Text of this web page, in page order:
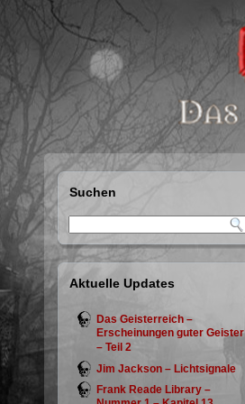
Suchen
Aktuelle Updates
Das Geisterreich –
Erscheinungen guter Geister
– Teil 2
Jim Jackson – Lichtsignale
Frank Reade Library –